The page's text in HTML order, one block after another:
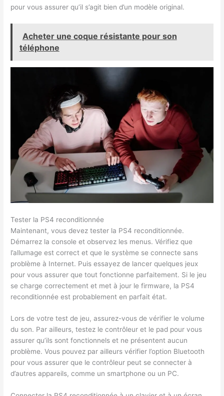
pour vous assurer qu’il s’agit bien d’un modèle original.
Acheter une coque résistante pour son
téléphone
Tester la PS4 reconditionnée
Maintenant, vous devez tester la PS4 reconditionnée.
Démarrez la console et observez les menus. Vérifiez que
l’allumage est correct et que le système se connecte sans
problème à Internet. Puis essayez de lancer quelques jeux
pour vous assurer que tout fonctionne parfaitement. Si le jeu
se charge correctement et met à jour le firmware, la PS4
reconditionnée est probablement en parfait état.
Lors de votre test de jeu, assurez-vous de vérifier le volume
du son. Par ailleurs, testez le contrôleur et le pad pour vous
assurer qu’ils sont fonctionnels et ne présentent aucun
problème. Vous pouvez par ailleurs vérifier l’option Bluetooth
pour vous assurer que le contrôleur peut se connecter à
d’autres appareils, comme un smartphone ou un PC.